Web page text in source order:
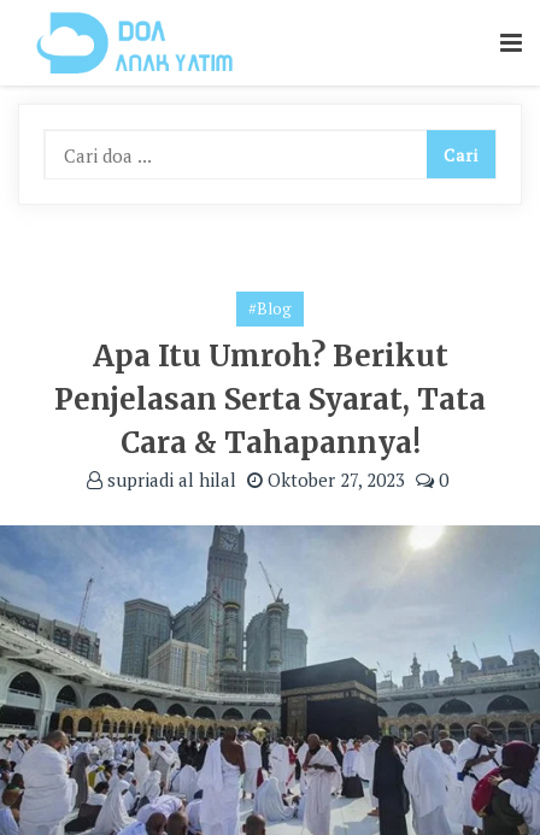
Content
#Blog
Apa Itu Umroh? Berikut
Penjelasan Serta Syarat, Tata
Cara & Tahapannya!
supriadi al hilal Oktober 27, 2023 0